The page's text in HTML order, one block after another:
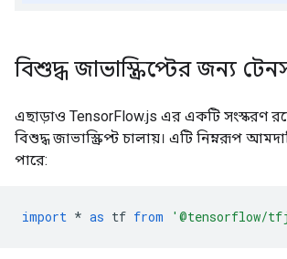
বিশুদ্ধ জাভাস্ক্রিপ্টের জন্য
এছাড়াও TensorFlow.js এর একটি সংস্করণ
বিশুদ্ধ জাভাস্ক্রিপ্ট চালায়। এটি নিম্নরূপ
পারে:
import * as tf from '@tensorflow/